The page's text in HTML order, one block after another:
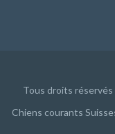
Tous droits
Chiens courants